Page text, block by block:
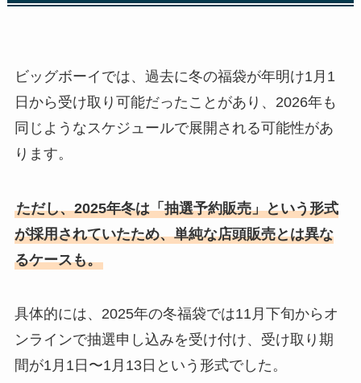
ビッグボーイでは、過去に冬の福袋が年明け1月1
日から受け取り可能だったことがあり、2026年も
同じようなスケジュールで展開される可能性があ
ります。
ただし、2025年冬は「抽選予約販売」という形式
が採用されていたため、単純な店頭販売とは異な
るケースも。
具体的には、2025年の冬福袋では11月下旬からオ
ンラインで抽選申し込みを受け付け、受け取り期
間が1月1日〜1月13日という形式でした。